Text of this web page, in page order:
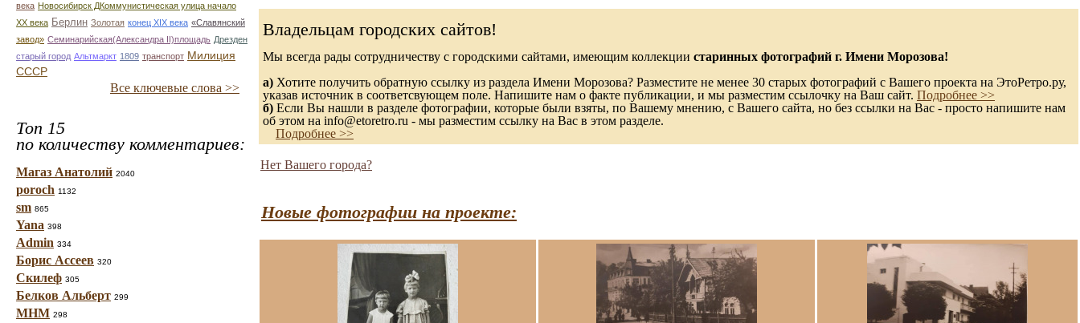
века Новосибирск ДКоммунистическая улица начало
ХХ века Берлин Золотая конец ХІХ века «Славянский
завод» Семинарийская(Александра II)площадь Дрезден
старый город Альтмаркт 1809 транспорт Милиция
СССР
Все ключевые слова >>
Топ 15
по количеству комментариев:
Магаз Анатолий 2040
poroch 1132
sm 865
Yana 398
Admin 334
Борис Ассеев 320
Скилеф 305
Белков Альберт 299
МНМ 298
Владельцам городских сайтов!
Мы всегда рады сотрудничеству с городскими сайтами, имеющим коллекции старинных фотографий г. Имени Морозова!
а) Хотите получить обратную ссылку из раздела Имени Морозова? Разместите не менее 30 старых фотографий с Вашего проекта на ЭтоРетро.ру,
указав источник в соответсвующем поле. Напишите нам о факте публикации, и мы разместим ссылочку на Ваш сайт. Подробнее >>
б) Если Вы нашли в разделе фотографии, которые были взяты, по Вашему мнению, с Вашего сайта, но без ссылки на Вас - просто напишите нам
об этом на info@etoretro.ru - мы разместим ссылку на Вас в этом разделе.
Подробнее >>
Нет Вашего города?
Новые фотографии на проекте: